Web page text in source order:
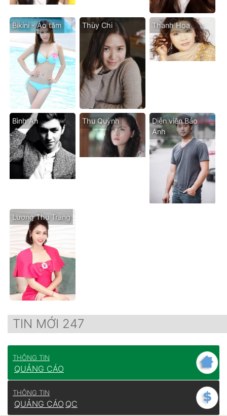
Bikini - Áo tăm Thùy Chi Thanh Hoa
Bình An Thu Quỳnh
Diễn viên Bảo
Anh
Lương Thu Trang
TIN MỚI 247
THÔNG TIN
QUẢNG CÁO
THÔNG TIN
QUẢNG CÁO QC